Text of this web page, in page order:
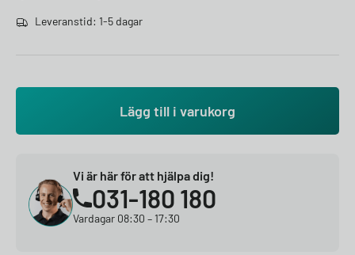
Leveranstid: 1-5 dagar
Lägg till i varukorg
Vi är här för att hjälpa dig!
031-180 180
Vardagar 08:30 – 17:30